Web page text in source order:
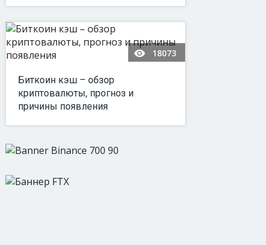
18073
Биткоин кэш – обзор
криптовалюты, прогноз и
причины появления